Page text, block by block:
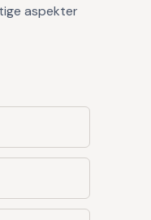
aspekter